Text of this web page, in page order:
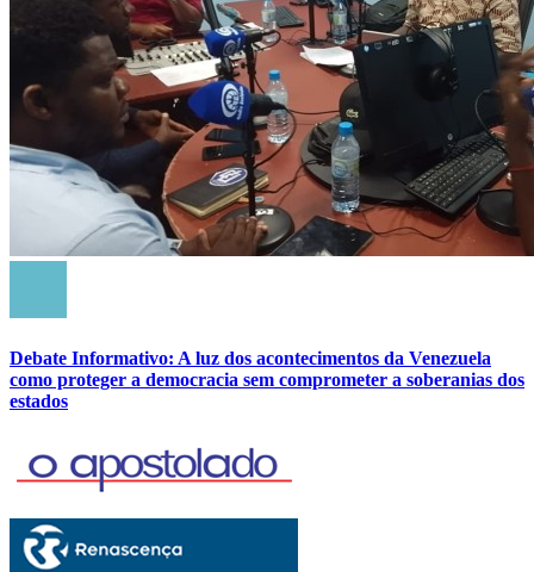
Debate Informativo: A luz dos acontecimentos da Venezuela
como proteger a democracia sem comprometer a soberanias dos
estados